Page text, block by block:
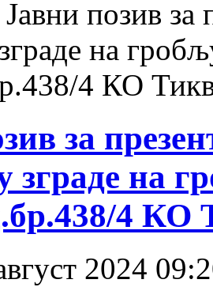
Јавни позив за
на
4 КО
за
зграде на
4
2024